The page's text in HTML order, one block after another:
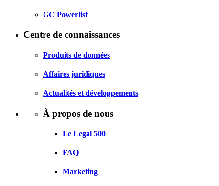
GC Powerlist
Centre de connaissances
Produits de données
Affaires juridiques
Actualités et développements
À propos de nous
Le Legal 500
FAQ
Marketing